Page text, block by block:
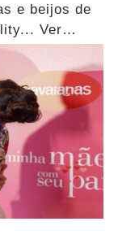
e beijos de
Ver